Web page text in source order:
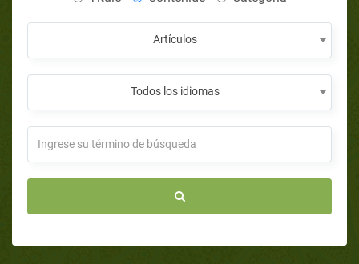
Artículos
Todos los idiomas